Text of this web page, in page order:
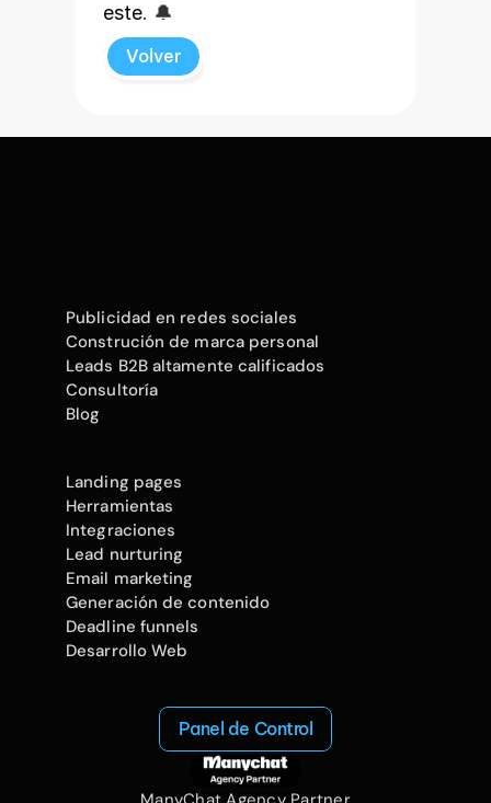
este. 🔔
Volver
Publicidad en redes sociales
Construción de marca personal
Leads B2B altamente calificados
Consultoría
Blog
Landing pages
Herramientas
Integraciones
Lead nurturing
Email marketing
Generación de contenido
Deadline funnels
Desarrollo Web
Panel de Control